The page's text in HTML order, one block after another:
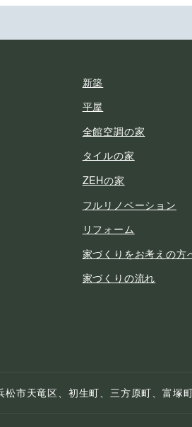
新築
平屋
全館空調の家
タイルの家
ZEHの家
フルリノベーション
リフォーム
家づくりをお考えの方
家づくりの流れ
市天竜区、初生町、三方原町、富塚